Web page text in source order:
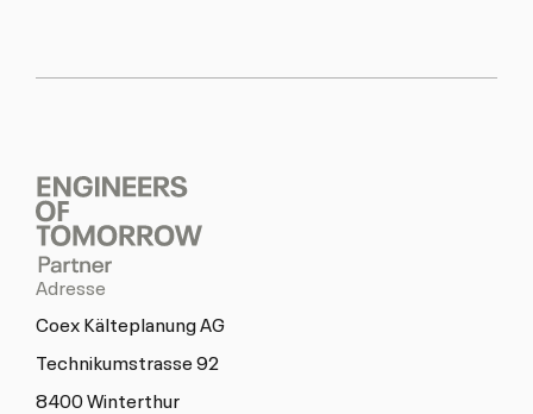
Adresse
Coex Kälteplanung AG
Technikumstrasse 92
8400 Winterthur